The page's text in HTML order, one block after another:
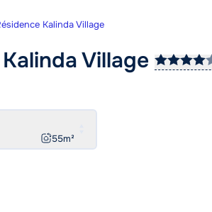
Onze
Kalinda Village
Village
55m²